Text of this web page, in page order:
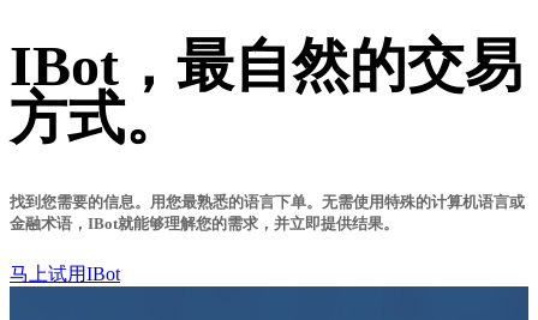
IBot，最自然的交易
方式。
找到您需要的信息。用您最熟悉的语言下单。无需使用特殊的计算机语言或
金融术语，IBot就能够理解您的需求，并立即提供结果。
马上试用IBot